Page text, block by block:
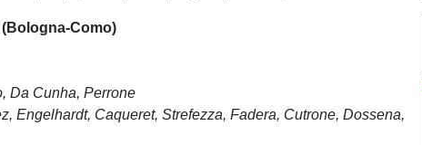
(Bologna-Como)
Da Cunha, Perrone
Engelhardt, Caqueret, Strefezza, Fadera, Cutrone, Dossena,